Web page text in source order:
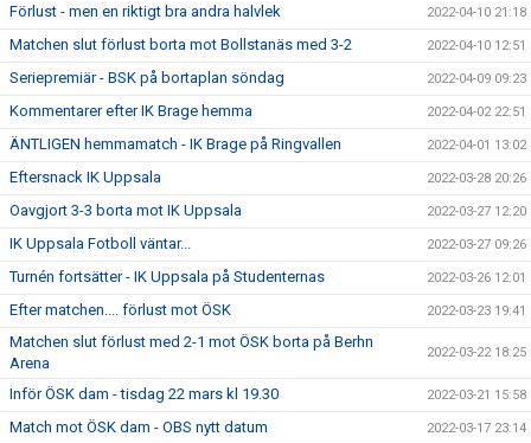
Förlust - men en riktigt bra andra halvlek 2022-04-10 21:18
Matchen slut förlust borta mot Bollstanäs med 3-2 2022-04-10 12:51
Seriepremiär - BSK på bortaplan söndag 2022-04-09 09:23
Kommentarer efter IK Brage hemma 2022-04-02 22:51
ÄNTLIGEN hemmamatch - IK Brage på Ringvallen 2022-04-01 13:02
Eftersnack IK Uppsala 2022-03-28 20:26
Oavgjort 3-3 borta mot IK Uppsala 2022-03-27 12:20
IK Uppsala Fotboll väntar... 2022-03-27 09:26
Turnén fortsätter - IK Uppsala på Studenternas 2022-03-26 12:01
Efter matchen.... förlust mot ÖSK 2022-03-23 19:41
Matchen slut förlust med 2-1 mot ÖSK borta på Berhn
Arena
2022-03-22 18:25
Inför ÖSK dam - tisdag 22 mars kl 19.30 2022-03-21 15:58
Match mot ÖSK dam - OBS nytt datum 2022-03-17 23:14